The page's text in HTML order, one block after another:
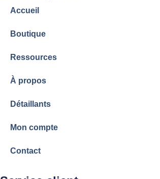
Accueil
Boutique
Ressources
À propos
Détaillants
Mon compte
Contact